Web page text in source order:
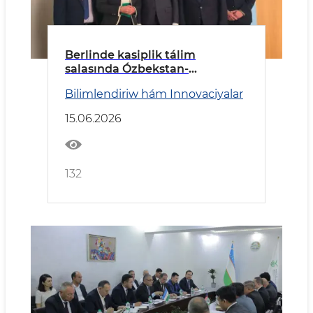
Berlinde kasiplik tálim
salasında Ózbekstan-
Bilimlendiriw hám Innovaciyalar
15.06.2026
132